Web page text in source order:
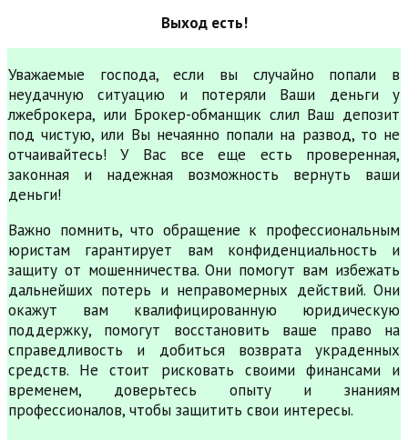
Выход есть!
Уважаемые господа, если вы случайно попали в
неудачную ситуацию и потеряли Ваши деньги у
лжеброкера, или Брокер-обманщик слил Ваш депозит
под чистую, или Вы нечаянно попали на развод, то не
отчаивайтесь! У Вас все еще есть проверенная,
законная и надежная возможность вернуть ваши
деньги!
Важно помнить, что обращение к профессиональным
юристам гарантирует вам конфиденциальность и
защиту от мошенничества. Они помогут вам избежать
дальнейших потерь и неправомерных действий. Они
окажут вам квалифицированную юридическую
поддержку, помогут восстановить ваше право на
справедливость и добиться возврата украденных
средств. Не стоит рисковать своими финансами и
временем, доверьтесь опыту и знаниям
профессионалов, чтобы защитить свои интересы.